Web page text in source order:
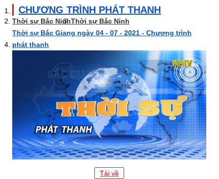
CHƯƠNG TRÌNH PHÁT THANH
Thời sự Bắc NinhThời sự Bắc Ninh
Thời sự Bắc Giang ngày 04 - 07 - 2021 - Chương trình
phát thanh
Tải về